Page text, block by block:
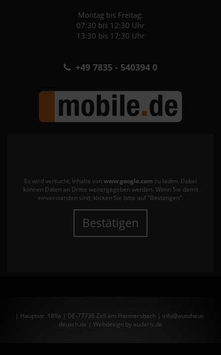
Montag bis Freitag:
07:30 bis 12:30 Uhr
13:30 bis 17:30 Uhr
+49 7835 - 540394 0
Es wird versucht, Inhalte von www.google.com zu laden. Dabei
können Daten an Dritte weitergegeben werden. Wenn Sie damit
einverstanden sind, klicken Sie bitte auf "Bestätigen".
Bestätigen
| Hauptstr. 189a | DE-77736 Zell am Harmersbach | info@autohaus-
deusch.de | Webdesign by audaris.de